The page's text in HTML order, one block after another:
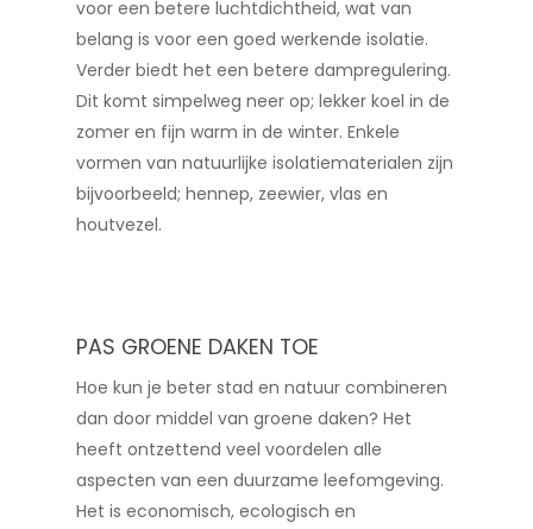
voor een betere luchtdichtheid, wat van
belang is voor een goed werkende isolatie.
Verder biedt het een betere dampregulering.
Dit komt simpelweg neer op; lekker koel in de
zomer en fijn warm in de winter. Enkele
vormen van natuurlijke isolatiematerialen zijn
bijvoorbeeld; hennep, zeewier, vlas en
houtvezel.
PAS GROENE DAKEN TOE
Hoe kun je beter stad en natuur combineren
dan door middel van groene daken? Het
heeft ontzettend veel voordelen alle
aspecten van een duurzame leefomgeving.
Het is economisch, ecologisch en